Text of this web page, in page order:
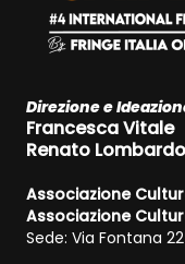
Direzione e
Francesca Vitale
Renato Lombardo
Associazione
Associazione
Sede: Via Fontana